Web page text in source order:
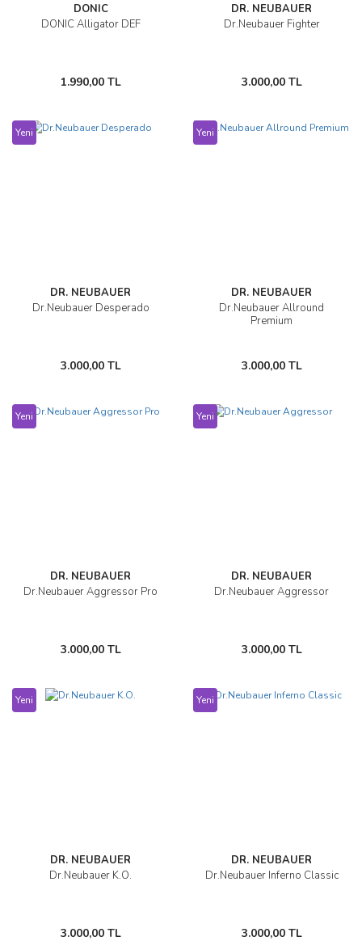
DONIC
DONIC Alligator DEF
1.990,00 TL
DR. NEUBAUER
Dr.Neubauer Fighter
3.000,00 TL
Yeni
DR. NEUBAUER
Dr.Neubauer Desperado
3.000,00 TL
Yeni
DR. NEUBAUER
Dr.Neubauer Allround
Premium
3.000,00 TL
Yeni
DR. NEUBAUER
Dr.Neubauer Aggressor Pro
3.000,00 TL
Yeni
DR. NEUBAUER
Dr.Neubauer Aggressor
3.000,00 TL
Yeni
DR. NEUBAUER
Dr.Neubauer K.O.
3.000,00 TL
Yeni
DR. NEUBAUER
Dr.Neubauer Inferno Classic
3.000,00 TL